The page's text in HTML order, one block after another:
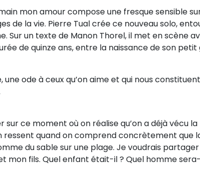
mon amour compose une fresque sensible
de la vie. Pierre Tual crée ce nouveau solo,
Sur un texte de Manon Thorel, il met en scène
de quinze ans, entre la naissance de son
ode à ceux qu’on aime et qui nous
sur ce moment où on réalise qu’on a déjà vécu
ressent quand on comprend concrètement que
du sable sur une plage. Je voudrais
mon fils. Quel enfant était-il ? Quel homme